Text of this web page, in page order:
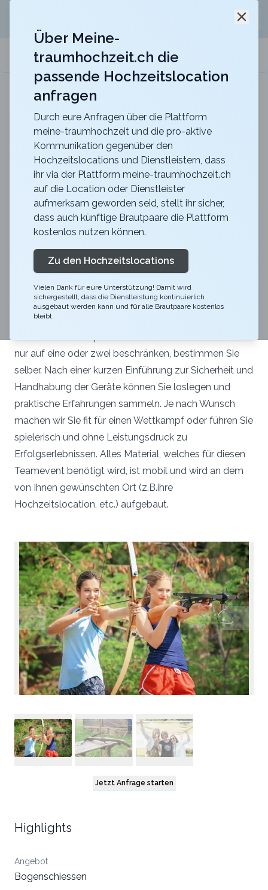
meine-traumhochzeit.ch
Gurten-Pavillon
Für eure Hochzeit auf dem Gurten mit einer
Zurück zur Suche
SCHIESS-DREIKAMPF
Jetzt entdecken!
Bogenschiessen
Action
SZ
SchindellegiMerkliste
Armbrust, Blasrohr, Pfeil und Bogen sind drei
Schiessgeräte, die seit Jahrhunderten benutzt werden.
Bei allen drei Schiessarten stellt sich die
Herausforderung, durch gute Technik, Konzentration
und innere Ruhe das Ziel zu treffen. Ob Sie einen Event
nur auf eine oder zwei beschränken, bestimmen Sie
selber. Nach einer kurzen Einführung zur Sicherheit und
Handhabung der Geräte können Sie loslegen und
praktische Erfahrungen sammeln. Je nach Wunsch
machen wir Sie fit für einen Wettkampf oder führen Sie
spielerisch und ohne Leistungsdruck zu
Erfolgserlebnissen. Alles Material, welches für diesen
Teamevent benötigt wird, ist mobil und wird an dem
von Ihnen gewünschten Ort (z.B.ihre
Hochzeitslocation, etc.) aufgebaut.
Jetzt Anfrage starten
Highlights
Angebot
Bogenschiessen
Über Meine-
traumhochzeit.ch die
passende Hochzeitslocation
anfragen
Durch eure Anfragen über die Plattform
meine-traumhochzeit und die pro-aktive
Kommunikation gegenüber den
Hochzeitslocations und Dienstleistern, dass
ihr via der Plattform meine-traumhochzeit.ch
auf die Location oder Dienstleister
aufmerksam geworden seid, stellt ihr sicher,
dass auch künftige Brautpaare die Plattform
kostenlos nutzen können.
Zu den Hochzeitslocations
Vielen Dank für eure Unterstützung! Damit wird
sichergestellt, dass die Dienstleistung kontinuierlich
ausgebaut werden kann und für alle Brautpaare kostenlos
bleibt.